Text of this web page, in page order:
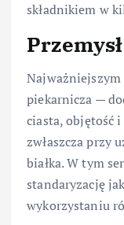
składnikiem w
piekarnicza —
ciasta, objętość
zwłaszcza przy
białka. W tym
standaryzację
wykorzystaniu